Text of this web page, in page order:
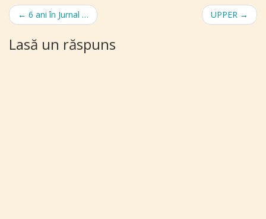
Post
navigation
← 6 ani în Jurnal … UPPER →
Lasă un răspuns